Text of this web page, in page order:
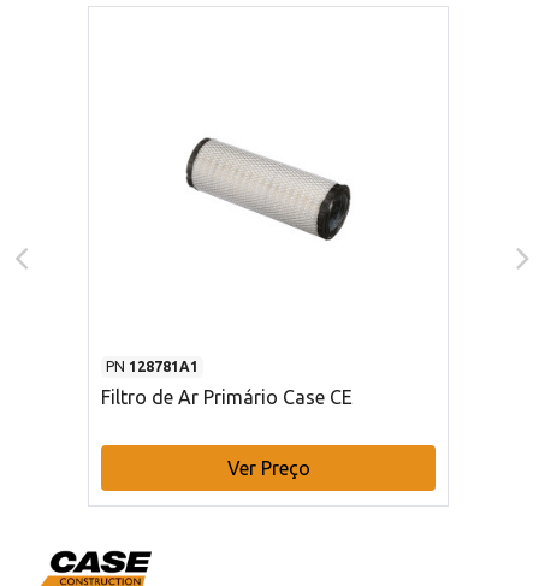
PN 128781A1
Filtro de Ar Primário Case CE
Ver Preço